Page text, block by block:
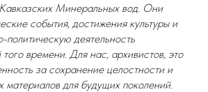
Минеральных вод. Они
события, достижения культуры и
политическую деятельность
времени. Для нас, архивистов, это
за сохранение целостности и
материалов для будущих поколений.